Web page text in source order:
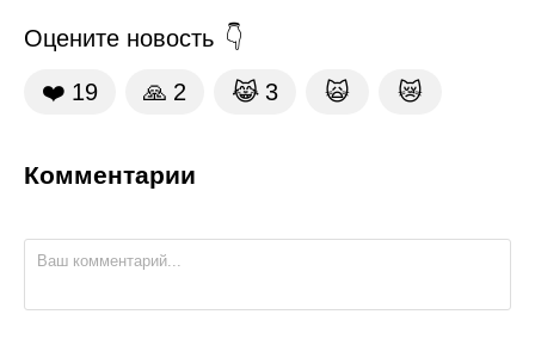
Оцените новость
❤️ 19 🙏 2 😹 3 🙀 😿
Комментарии